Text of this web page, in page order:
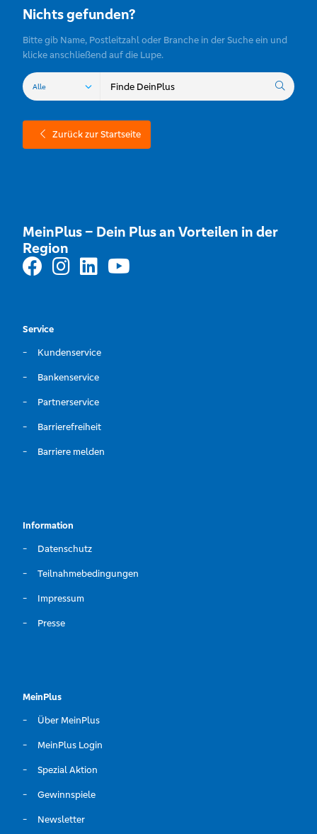
Nichts gefunden?
Bitte gib Name, Postleitzahl oder Branche in der Suche ein und
klicke anschließend auf die Lupe.
Zurück zur Startseite
MeinPlus – Dein Plus an Vorteilen in der
Region
Service
Kundenservice
Bankenservice
Partnerservice
Barrierefreiheit
Barriere melden
Information
Datenschutz
Teilnahmebedingungen
Impressum
Presse
MeinPlus
Über MeinPlus
MeinPlus Login
Spezial Aktion
Gewinnspiele
Newsletter